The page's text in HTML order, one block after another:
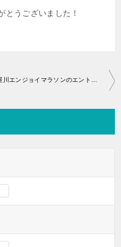
とうございました！